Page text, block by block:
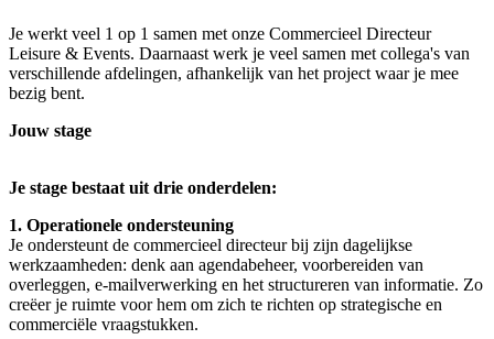
Je werkt veel 1 op 1 samen met onze Commercieel Directeur
Leisure & Events. Daarnaast werk je veel samen met collega's van
verschillende afdelingen, afhankelijk van het project waar je mee
bezig bent.
Jouw stage
Je stage bestaat uit drie onderdelen:
1. Operationele ondersteuning
Je ondersteunt de commercieel directeur bij zijn dagelijkse
werkzaamheden: denk aan agendabeheer, voorbereiden van
overleggen, e-mailverwerking en het structureren van informatie. Zo
creëer je ruimte voor hem om zich te richten op strategische en
commerciële vraagstukken.